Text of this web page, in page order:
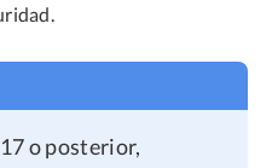
o posterior,